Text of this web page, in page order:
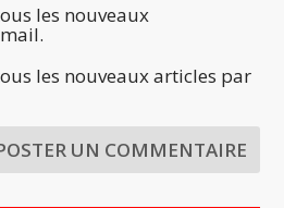
les nouveaux
les nouveaux articles par